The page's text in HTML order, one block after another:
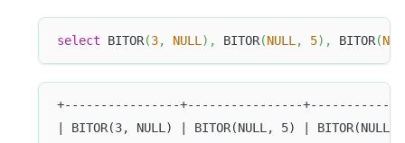
select BITOR(3, NULL ) , BITOR(NULL , 5) , BITOR(
+----------------+----------------
| BITOR(3, NULL) | BITOR(NULL, 5) | BITOR(NULL,